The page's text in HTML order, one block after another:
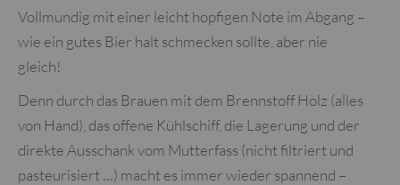
Vollmundig mit einer leicht hopfigen Note im Abgang –
wie ein gutes Bier halt schmecken sollte, aber nie
gleich!
Denn durch das Brauen mit dem Brennstoff Holz (alles
von Hand), das offene Kühlschiff, die Lagerung und der
direkte Ausschank vom Mutterfass (nicht filtriert und
pasteurisiert …) macht es immer wieder spannend –